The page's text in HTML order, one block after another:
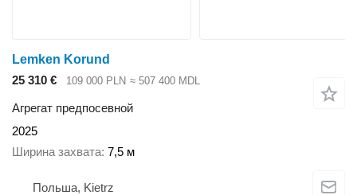
Lemken Korund
25 310 €
109 000 PLN ≈ 507 400 MDL
Агрегат предпосевной
2025
Ширина захвата 7,5 м
Польша, Kietrz